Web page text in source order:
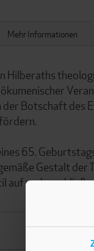
Hilberaths
Botschaft des
65.
Gestalt der
auf und
Mehr Informationen